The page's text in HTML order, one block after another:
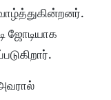
ஜோடியாக